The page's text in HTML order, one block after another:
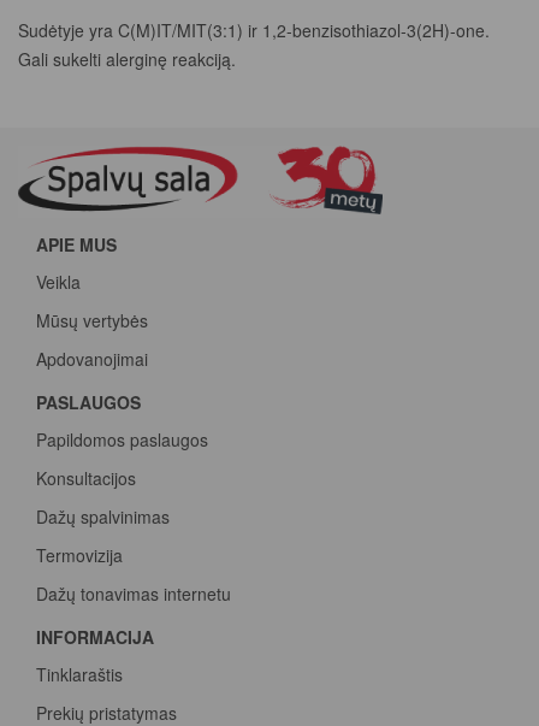
Sudėtyje yra C(M)IT/MIT(3:1) ir 1,2-benzisothiazol-3(2H)-one.
Gali sukelti alerginę reakciją.
APIE MUS
Veikla
Mūsų vertybės
Apdovanojimai
PASLAUGOS
Papildomos paslaugos
Konsultacijos
Dažų spalvinimas
Termovizija
Dažų tonavimas internetu
INFORMACIJA
Tinklaraštis
Prekių pristatymas